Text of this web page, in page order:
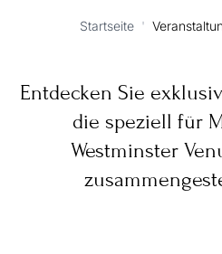
Startseite '
Entdecken Sie
die speziell für
Westminster